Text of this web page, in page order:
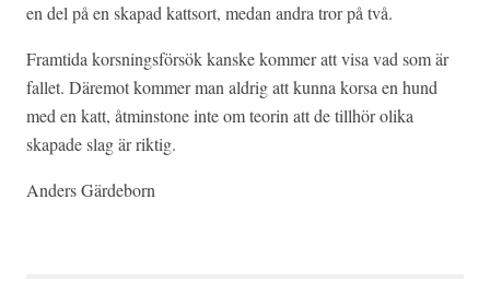
en del på en skapad kattsort, medan andra tror på två.
Framtida korsningsförsök kanske kommer att visa vad som är
fallet. Däremot kommer man aldrig att kunna korsa en hund
med en katt, åtminstone inte om teorin att de tillhör olika
skapade slag är riktig.
Anders Gärdeborn